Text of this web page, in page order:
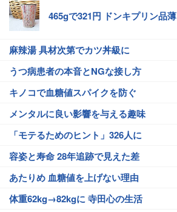
465gで321円 ドンキプリン品薄
麻辣湯 具材次第でカツ丼級に
うつ病患者の本音とNGな接し方
キノコで血糖値スパイクを防ぐ
メンタルに良い影響を与える趣味
「モテるためのヒント」326人に
容姿と寿命 28年追跡で見えた差
あたりめ 血糖値を上げない理由
体重62kg→82kgに 寺田心の生活